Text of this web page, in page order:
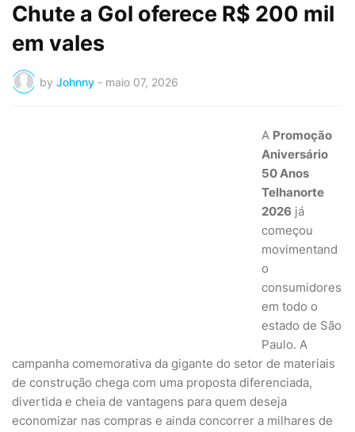
Chute a Gol oferece R$ 200 mil
em vales
by Johnny - maio 07, 2026
A Promoção
Aniversário
50 Anos
Telhanorte
2026 já
começou
movimentand
o
consumidores
em todo o
estado de São
Paulo. A
campanha comemorativa da gigante do setor de materiais
de construção chega com uma proposta diferenciada,
divertida e cheia de vantagens para quem deseja
economizar nas compras e ainda concorrer a milhares de